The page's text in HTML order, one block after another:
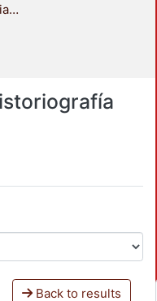
División de Ciencias Sociales y Humanidades
Back to results